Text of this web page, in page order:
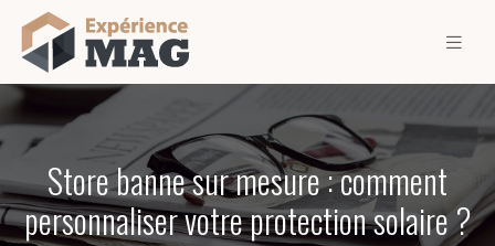
Store banne sur mesure : comment
personnaliser votre protection solaire ?